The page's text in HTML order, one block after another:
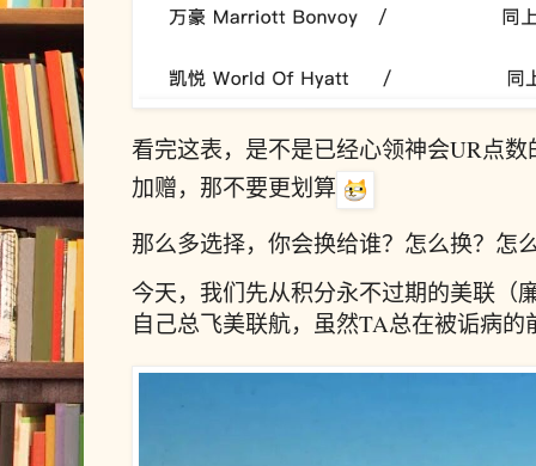
看完这表，是不是已经心领神会UR点数
加赠，那不要更划算
那么多选择，你会换给谁？怎么换？怎
今天，我们先从积分永不过期的美联（
自己总飞美联航，虽然TA总在被诟病的